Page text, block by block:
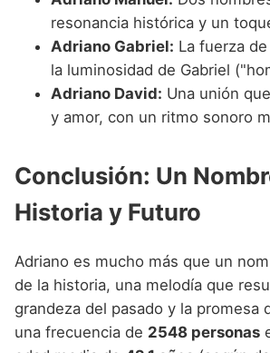
resonancia histórica y un
Adriano Gabriel: La fuerza
la luminosidad de Gabriel
Adriano David: Una unión
y amor, con un ritmo sonoro
Conclusión: Un
Historia y Futuro
Adriano es mucho más que un
de la historia, una melodía que
grandeza del pasado y la promesa
una frecuencia de 2548 personas